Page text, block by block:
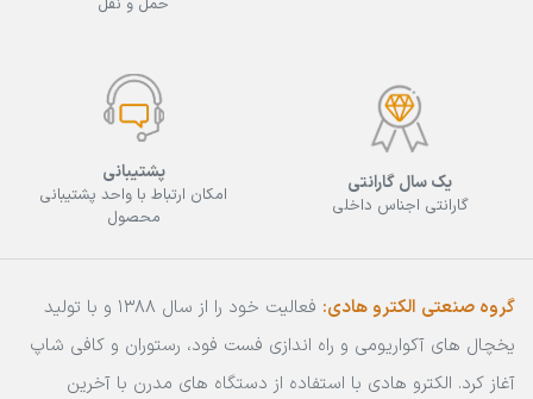
یک سال گارانتی
گارانتی اجناس داخلی
پشتیبانی
امکان ارتباط با واحد پشتیبانی
محصول
گروه صنعتی الکترو هادی:
فعالیت خود را از سال 1388 و با تولید
یخچال های آکواریومی و راه اندازی فست فود، رستوران و کافی شاپ
آغاز کرد. الکترو هادی با استفاده از دستگاه های مدرن با آخرین